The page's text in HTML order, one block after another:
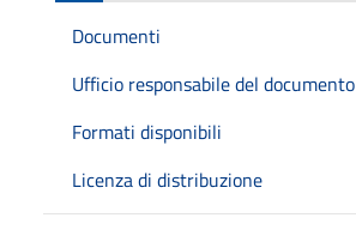
Documenti
Ufficio responsabile del documento
Formati disponibili
Licenza di distribuzione